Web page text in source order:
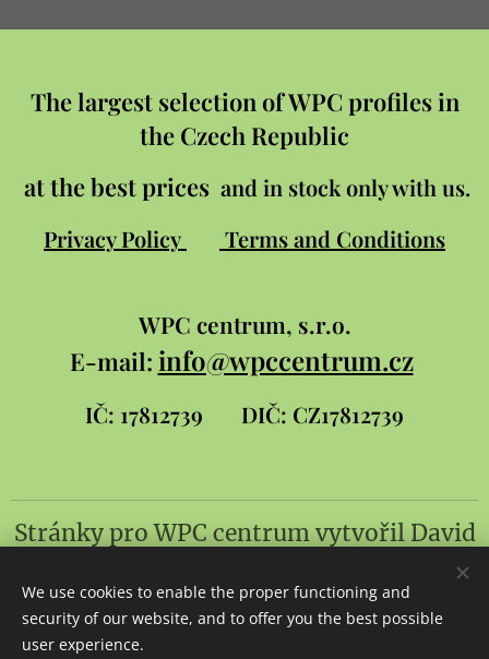
The largest selection of WPC profiles in
the Czech Republic
at the best prices and in stock only with us.
Privacy Policy
Terms and Conditions
WPC centrum, s.r.o.
E-mail: info@wpccentrum.cz
IČ: 17812739 DIČ: CZ17812739
Stránky pro WPC centrumvytvořilDavid
Cookies
We use cookies to enable the proper functioning and
security of our website, and to offer you the best possible
user experience.